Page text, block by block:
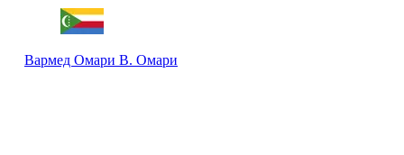
Вармед Омари В. Омари